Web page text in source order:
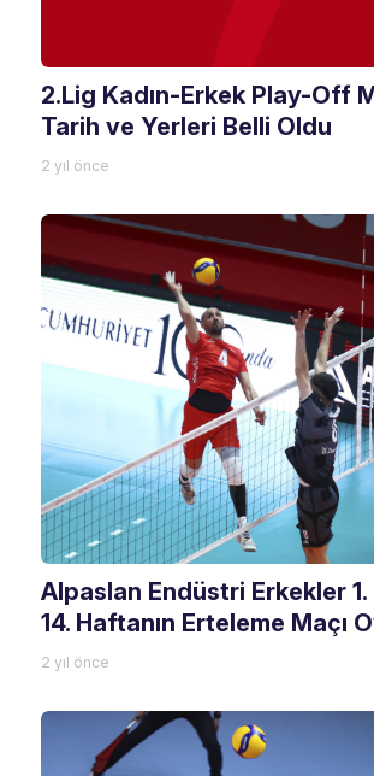
2.Lig Kadın-Erkek Play-Off
Tarih ve Yerleri Belli Oldu
2 yıl önce
Alpaslan Endüstri Erkekler 1.
14. Haftanın Erteleme Maçı
2 yıl önce